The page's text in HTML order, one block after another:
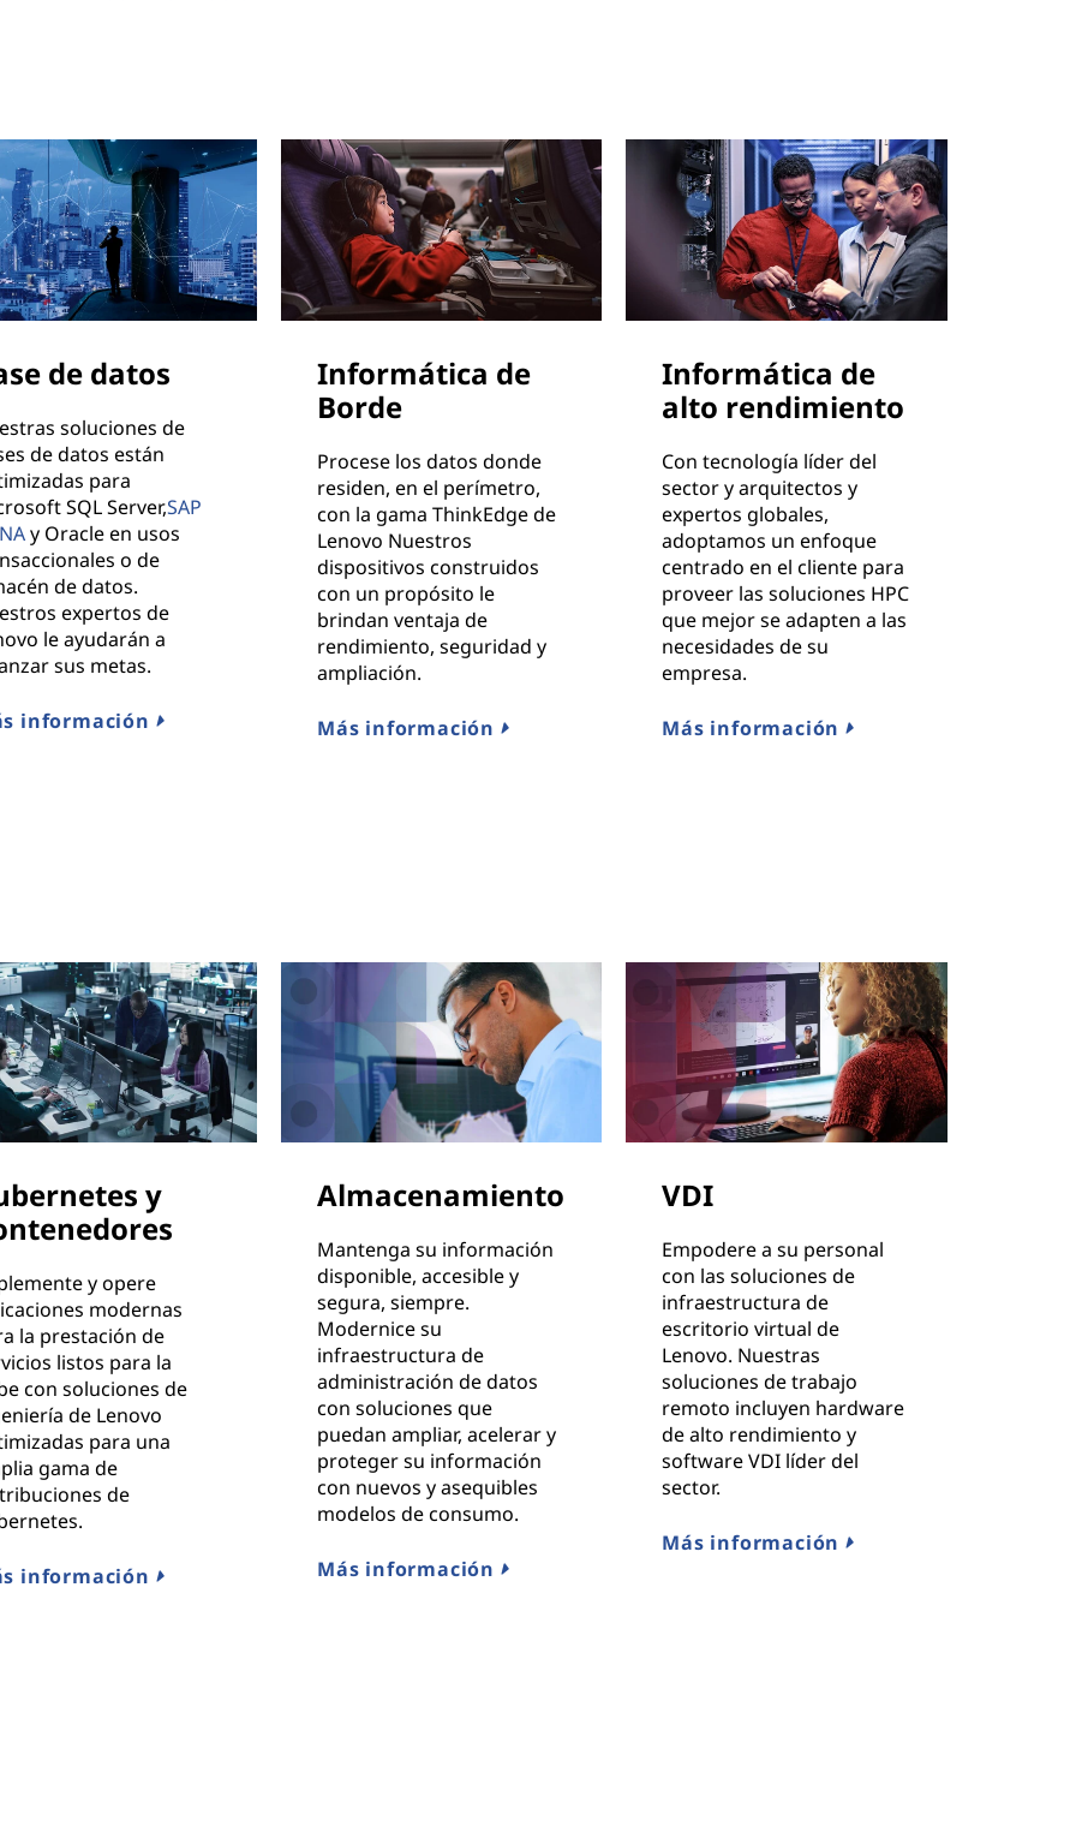
de datos
soluciones de
de datos están
para
SQL Server,SAP
y Oracle en usos
o de
de datos.
expertos de
le ayudarán a
sus metas.
información
Informática de
Borde
Procese los datos donde
residen, en el perímetro,
con la gama ThinkEdge de
Lenovo Nuestros
dispositivos construidos
con un propósito le
brindan ventaja de
rendimiento, seguridad y
ampliación.
Más información
Informática de
alto rendimiento
Con tecnología líder del
sector y arquitectos y
expertos globales,
adoptamos un enfoque
centrado en el cliente para
proveer las soluciones HPC
que mejor se adapten a las
necesidades de su
empresa.
Más información
y
y opere
modernas
la prestación de
listos para la
con soluciones de
de Lenovo
para una
gama de
de
información
Almacenamiento
Mantenga su información
disponible, accesible y
segura, siempre.
Modernice su
infraestructura de
administración de datos
con soluciones que
puedan ampliar, acelerar y
proteger su información
con nuevos y asequibles
modelos de consumo.
Más información
VDI
Empodere a su personal
con las soluciones de
infraestructura de
escritorio virtual de
Lenovo. Nuestras
soluciones de trabajo
remoto incluyen hardware
de alto rendimiento y
software VDI líder del
sector.
Más información